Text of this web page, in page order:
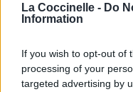
La Coccinelle - Do
Information
If you wish to opt-out of
processing of your
targeted advertising by
Paroles + Traduction
Commentaires